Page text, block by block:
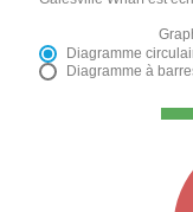
Diagramme
Diagramme à